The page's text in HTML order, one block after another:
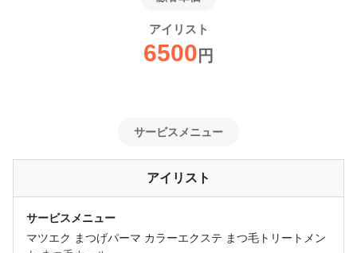
アイリスト
6500 円
サービスメニュー
アイリスト
サービスメニュー
マツエク まつげパーマ カラーエクステ まつ毛トリートメン